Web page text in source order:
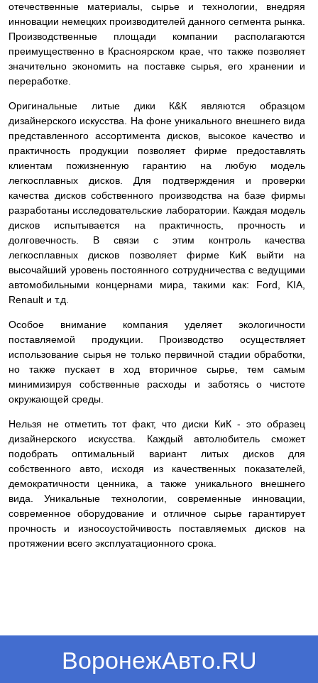
отечественные материалы, сырье и технологии, внедряя
инновации немецких производителей данного сегмента рынка.
Производственные площади компании располагаются
преимущественно в Красноярском крае, что также позволяет
значительно экономить на поставке сырья, его хранении и
переработке.
Оригинальные литые дики К&К являются образцом
дизайнерского искусства. На фоне уникального внешнего вида
представленного ассортимента дисков, высокое качество и
практичность продукции позволяет фирме предоставлять
клиентам пожизненную гарантию на любую модель
легкосплавных дисков. Для подтверждения и проверки
качества дисков собственного производства на базе фирмы
разработаны исследовательские лаборатории. Каждая модель
дисков испытывается на практичность, прочность и
долговечность. В связи с этим контроль качества
легкосплавных дисков позволяет фирме КиК выйти на
высочайший уровень постоянного сотрудничества с ведущими
автомобильными концернами мира, такими как: Ford, KIA,
Renault и т.д.
Особое внимание компания уделяет экологичности
поставляемой продукции. Производство осуществляет
использование сырья не только первичной стадии обработки,
но также пускает в ход вторичное сырье, тем самым
минимизируя собственные расходы и заботясь о чистоте
окружающей среды.
Нельзя не отметить тот факт, что диски КиК - это образец
дизайнерского искусства. Каждый автолюбитель сможет
подобрать оптимальный вариант литых дисков для
собственного авто, исходя из качественных показателей,
демократичности ценника, а также уникального внешнего
вида. Уникальные технологии, современные инновации,
современное оборудование и отличное сырье гарантирует
прочность и износоустойчивость поставляемых дисков на
протяжении всего эксплуатационного срока.
ВоронежАвто.RU